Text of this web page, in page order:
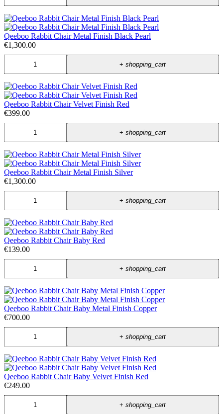
Qeeboo Rabbit Chair Metal Finish Black Pearl
€1,300.00
+shopping_cart
Qeeboo Rabbit Chair Velvet Finish Red
€399.00
+shopping_cart
Qeeboo Rabbit Chair Metal Finish Silver
€1,300.00
+shopping_cart
Qeeboo Rabbit Chair Baby Red
€139.00
+shopping_cart
Qeeboo Rabbit Chair Baby Metal Finish Copper
€700.00
+shopping_cart
Qeeboo Rabbit Chair Baby Velvet Finish Red
€249.00
+shopping_cart